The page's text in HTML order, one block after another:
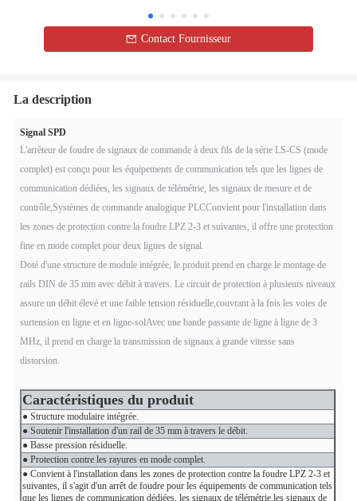
Contact Fournisseur
La description
Signal SPD
L'arrêteur de foudre de signaux de commande à deux fils de la série LS-CS (mode
complet) est conçu pour les équipements de communication tels que les lignes de
communication dédiées, les signaux de télémétrie, les signaux de mesure et de
contrôle,Systèmes de commande analogique PLCConvient pour l'installation dans
les zones de protection contre la foudre LPZ 2-3 et suivantes, il offre une protection
fine en mode complet pour deux lignes de signal.
Doté d'une structure de module intégrée, le produit prend en charge le montage de
rails DIN de 35 mm avec débit à travers. Le circuit de protection à plusieurs niveaux
assure un débit élevé et une faible tension résiduelle,couvrant à la fois les voies de
surtension en ligne et en ligne-solAvec une bande passante de ligne à ligne de 3
MHz, il prend en charge la transmission de signaux à grande vitesse sans
distorsion.
Caractéristiques du produit
● Structure modulaire intégrée.
● Soutenir l'installation d'un rail de 35 mm à travers le débit.
● Basse pression résiduelle.
● Protection contre les rayures en mode complet.
● Convient à l'installation dans les zones de protection contre la foudre LPZ 2-3 et
suivantes, il s'agit d'un arrêt de foudre pour les équipements de communication tels
que les lignes de communication dédiées, les signaux de télémétrie,les signaux de